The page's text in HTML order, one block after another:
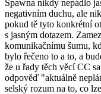
Spawna nikdy nepadlo
negativním duchu, ale
pokud tě tyto konkrétní
s jasným dotazem.
komunikačnímu šumu,
bylo řečeno to a to, a
že u řady těch věcí CC
odpověď "aktuálně
selský rozum na to, co